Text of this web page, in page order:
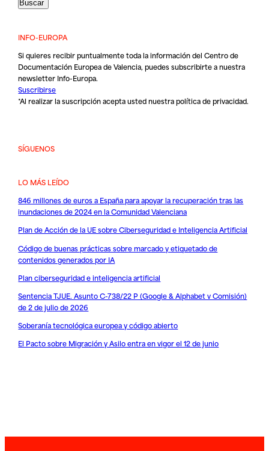
INFO-EUROPA
Si quieres recibir puntualmente toda la información del Centro de
Documentación Europea de Valencia, puedes subscribirte a nuestra
newsletter Info-Europa.
Suscribirse
*Al realizar la suscripción acepta usted nuestrapolítica de privacidad.
SÍGUENOS
LO MÁS LEÍDO
846 millones de euros a España para apoyar la recuperación tras las
inundaciones de 2024 en la Comunidad Valenciana
Plan de Acción de la UE sobre Ciberseguridad e Inteligencia Artificial
Código de buenas prácticas sobre marcado y etiquetado de
contenidos generados por IA
Plan ciberseguridad e inteligencia artificial
Sentencia TJUE. Asunto C-738/22 P (Google & Alphabet v Comisión)
de 2 de julio de 2026
Soberanía tecnológica europea y código abierto
El Pacto sobre Migración y Asilo entra en vigor el 12 de junio